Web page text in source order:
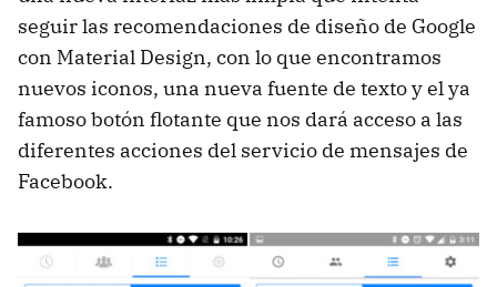
seguir las recomendaciones de diseño de Google
con Material Design, con lo que encontramos
nuevos iconos, una nueva fuente de texto y el ya
famoso botón flotante que nos dará acceso a las
diferentes acciones del servicio de mensajes de
Facebook.